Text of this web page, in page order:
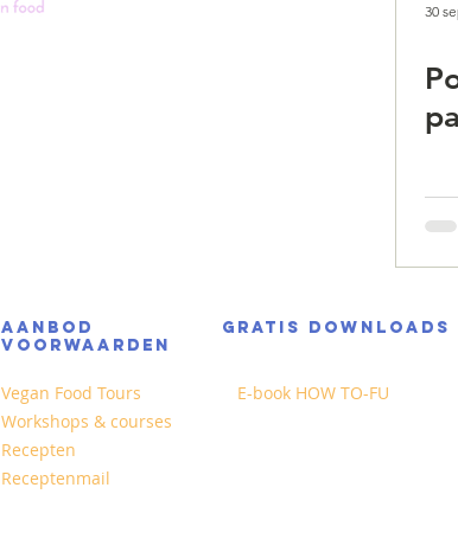
30
AANBOD GRATIS DOWNLOADS
VOORWAARDEN
Vegan Food Tours
Workshops & courses
Recepten
Receptenmail
E-book HOW TO-FU